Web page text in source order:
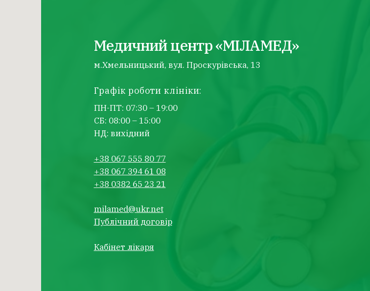
Медичний центр «МІЛАМЕД»
м.Хмельницький, вул. Проскурівська, 13
Графік роботи клініки:
ПН-ПТ: 07:30 – 19:00
СБ: 08:00 – 15:00
НД: вихідний
+38 067 555 80 77
+38 067 394 61 08
+38 0382 65 23 21
milamed@ukr.net
Публічний договір
Кабінет лікаря